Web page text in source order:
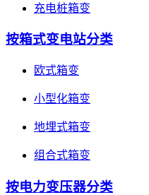
充电桩箱变
按箱式变电站分类
欧式箱变
小型化箱变
地埋式箱变
组合式箱变
按电力变压器分类